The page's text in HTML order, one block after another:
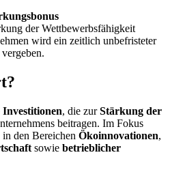
der Wettbewerbsfähigkeit
wird ein zeitlich unbefristeter
vergeben.
, die zurStärkung der
beitragen. Im Fokus
in den Bereichen Ökoinnovationen,
sowie betrieblicher